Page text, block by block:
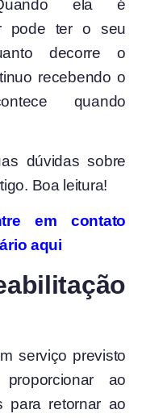
ela é
pode ter o seu
decorre o
recebendo o
quando
dúvidas sobre
Boa leitura!
em contato
aqui
serviço previsto
ao
para retornar ao